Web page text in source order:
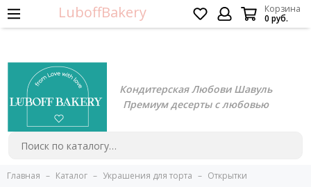
Кондитерская Любови Шавуль
Премиум десерты с любовью
LuboffBakery
Корзина
0 руб.
Главная Каталог Украшения для торта Открытки